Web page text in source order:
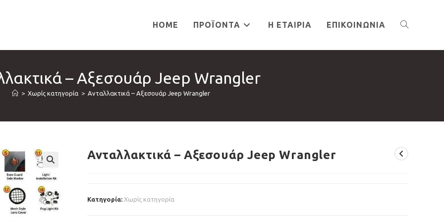
HOME ΠΡΟΪΌΝΤΑ Η ΕΤΑΙΡΊΑ ΕΠΙΚΟΙΝΩΝΊΑ TOGGLE
SEARCH
– Αξεσουάρ Jeep Wrangler
> Χωρίς κατηγορία > Ανταλλακτικά – Αξεσουάρ Jeep Wrangler
🔍
Ανταλλακτικά – Αξεσουάρ Jeep Wrangler
Κατηγορία: Χωρίς κατηγορία